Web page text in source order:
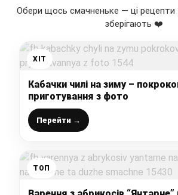
Обери щось смачненьке — ці рецепти
зберігають ❤️
ХІТ
Кабачки чилі на зиму –
приготування з фото
Перейти →
ТОП